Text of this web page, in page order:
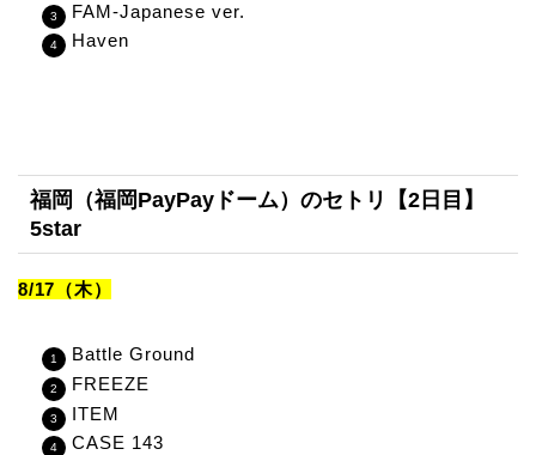
FAM-Japanese ver.
Haven
福岡（福岡PayPayドーム）のセトリ【2日目】
5star
8/17（木）
Battle Ground
FREEZE
ITEM
CASE 143